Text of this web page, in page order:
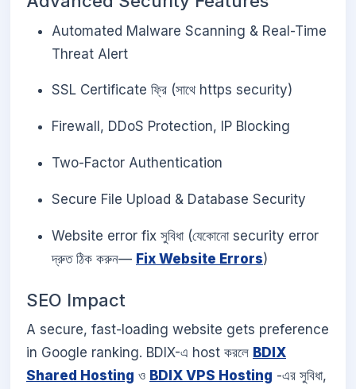
Automated Malware Scanning & Real-Time
Threat Alert
SSL Certificate ফ্রি (সাথে https security)
Firewall, DDoS Protection, IP Blocking
Two-Factor Authentication
Secure File Upload & Database Security
Website error fix সুবিধা (যেকোনো security error
দ্রুত ঠিক করুন— Fix Website Errors)
SEO Impact
A secure, fast-loading website gets preference
in Google ranking. BDIX-এ host করলে BDIX
Shared Hosting ও BDIX VPS Hosting -এর সুবিধা,